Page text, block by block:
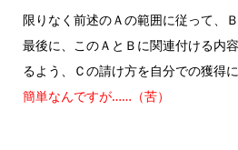
限りなく前述のＡの範囲に従って、
最後に、このＡとＢに関連付ける内
るよう、Ｃの請け方を自分での獲得に
簡単なんですが……（苦）